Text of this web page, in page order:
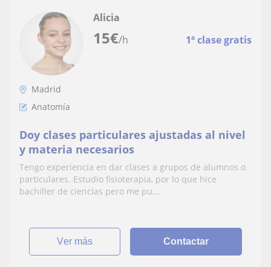
15€/h 1ª clase gratis
Alicia
Madrid
Anatomía
Doy clases particulares ajustadas al nivel
y materia necesarios
Tengo experiencia en dar clases a grupos de alumnos o
particulares. Estudio fisioterapia, por lo que hice
bachiller de ciencias pero me pu...
ver más Contactar